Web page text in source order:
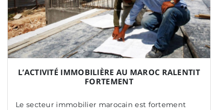
L’ACTIVITÉ IMMOBILIÈRE AU MAROC RALENTIT
FORTEMENT
Le secteur immobilier marocain est fortement